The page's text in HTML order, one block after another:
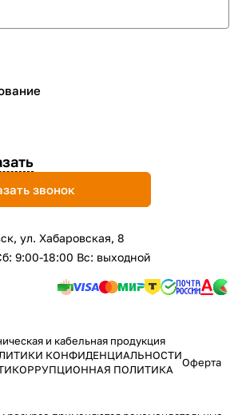
звонок
ул. Хабаровская, 8
9:00-18:00 Вс: выходной
и кабельная продукция
КОНФИДЕНЦИАЛЬНОСТИ
ПОЛИТИКА
Оферта